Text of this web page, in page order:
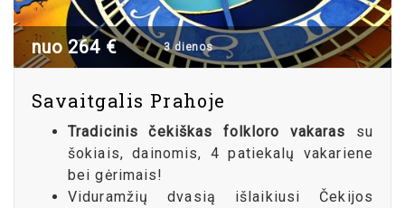
nuo 264 € 3 dienos
Savaitgalis Prahoje
Tradicinis čekiškas folkloro vakaras su
šokiais, dainomis, 4 patiekalų vakariene
bei gėrimais!
Viduramžių dvasią išlaikiusi Čekijos